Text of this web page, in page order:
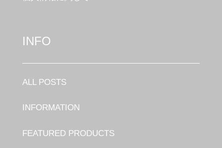
INFO
ALL POSTS
INFORMATION
FEATURED PRODUCTS